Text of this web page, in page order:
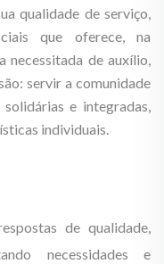
qualidade de serviço,
que oferece, na
necessitada de auxílio,
servir a comunidade
e integradas,
individuais.
de qualidade,
necessidades e